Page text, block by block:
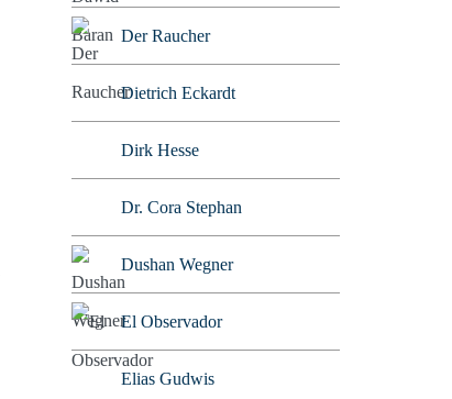
Der Raucher
Dietrich Eckardt
Dirk Hesse
Dr. Cora Stephan
Dushan Wegner
El Observador
Elias Gudwis